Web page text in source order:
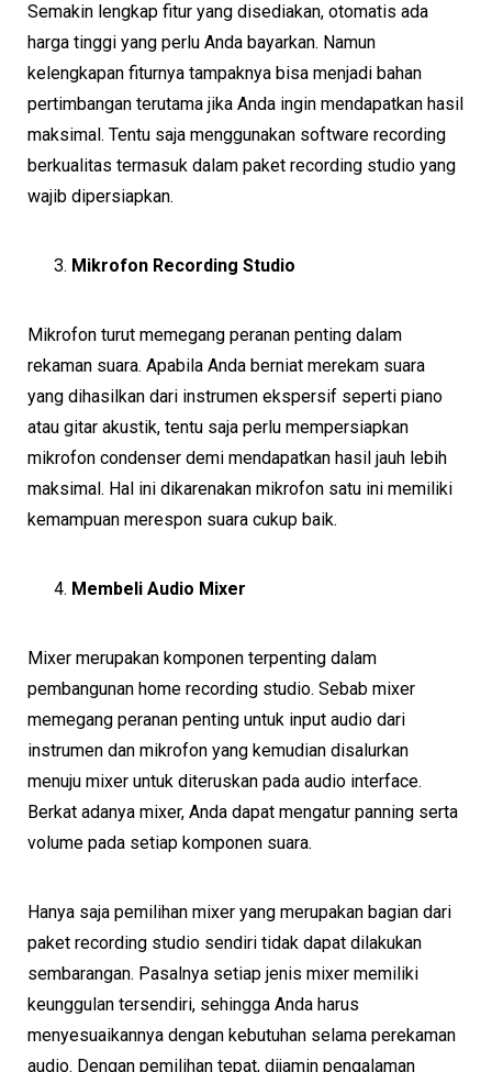
Semakin lengkap fitur yang disediakan, otomatis ada
harga tinggi yang perlu Anda bayarkan. Namun
kelengkapan fiturnya tampaknya bisa menjadi bahan
pertimbangan terutama jika Anda ingin mendapatkan hasil
maksimal. Tentu saja menggunakan software recording
berkualitas termasuk dalam paket recording studio yang
wajib dipersiapkan.
Mikrofon Recording Studio
Mikrofon turut memegang peranan penting dalam
rekaman suara. Apabila Anda berniat merekam suara
yang dihasilkan dari instrumen ekspersif seperti piano
atau gitar akustik, tentu saja perlu mempersiapkan
mikrofon condenser demi mendapatkan hasil jauh lebih
maksimal. Hal ini dikarenakan mikrofon satu ini memiliki
kemampuan merespon suara cukup baik.
Membeli Audio Mixer
Mixer merupakan komponen terpenting dalam
pembangunan home recording studio. Sebab mixer
memegang peranan penting untuk input audio dari
instrumen dan mikrofon yang kemudian disalurkan
menuju mixer untuk diteruskan pada audio interface.
Berkat adanya mixer, Anda dapat mengatur panning serta
volume pada setiap komponen suara.
Hanya saja pemilihan mixer yang merupakan bagian dari
paket recording studio sendiri tidak dapat dilakukan
sembarangan. Pasalnya setiap jenis mixer memiliki
keunggulan tersendiri, sehingga Anda harus
menyesuaikannya dengan kebutuhan selama perekaman
audio. Dengan pemilihan tepat, dijamin pengalaman